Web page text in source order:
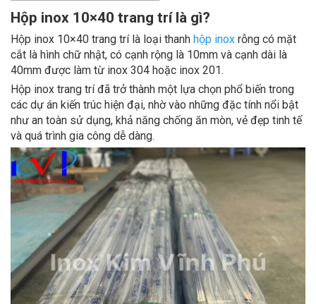
Hộp inox 10×40 trang trí là gì?
Hộp inox 10×40 trang trí là loại thanh hộp inox rỗng có mặt
cắt là hình chữ nhật, có cạnh rộng là 10mm và cạnh dài là
40mm được làm từ inox 304 hoặc inox 201.
Hộp inox trang trí đã trở thành một lựa chọn phổ biến trong
các dự án kiến trúc hiện đại, nhờ vào những đặc tính nổi bật
như an toàn sử dụng, khả năng chống ăn mòn, vẻ đẹp tinh tế
và quá trình gia công dễ dàng.